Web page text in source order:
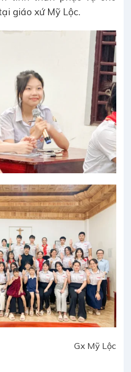
giáo xứ Mỹ Lộc.
Gx Mỹ Lộc